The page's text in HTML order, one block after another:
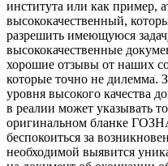
института или как пример,
высококачественный,
разрешить имеющуюся
высококачественные
хорошие отзывы от наших
которые точно не дилемма.
уровня высокого качества
в реалии может указывать
оригинальном бланке
беспокоиться за
необходимой выявится